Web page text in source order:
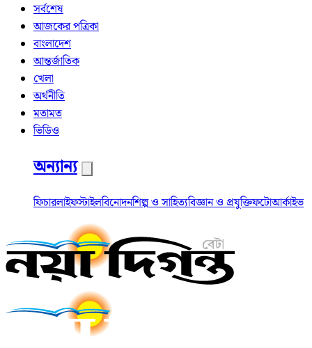
সর্বশেষ
আজকের পত্রিকা
বাংলাদেশ
আন্তর্জাতিক
খেলা
অর্থনীতি
মতামত
ভিডিও
অন্যান্য
ফিচারলাইফস্টাইলবিনোদনশিল্প ও সাহিত্যবিজ্ঞান ও প্রযুক্তিফটোআর্কাইভ